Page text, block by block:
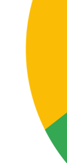
Mundial 2026